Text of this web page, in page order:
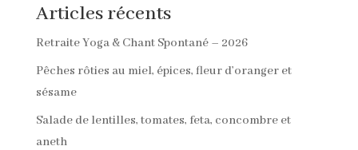
Articles récents
Retraite Yoga & Chant Spontané – 2026
Pêches rôties au miel, épices, fleur d’oranger et
sésame
Salade de lentilles, tomates, feta, concombre et
aneth